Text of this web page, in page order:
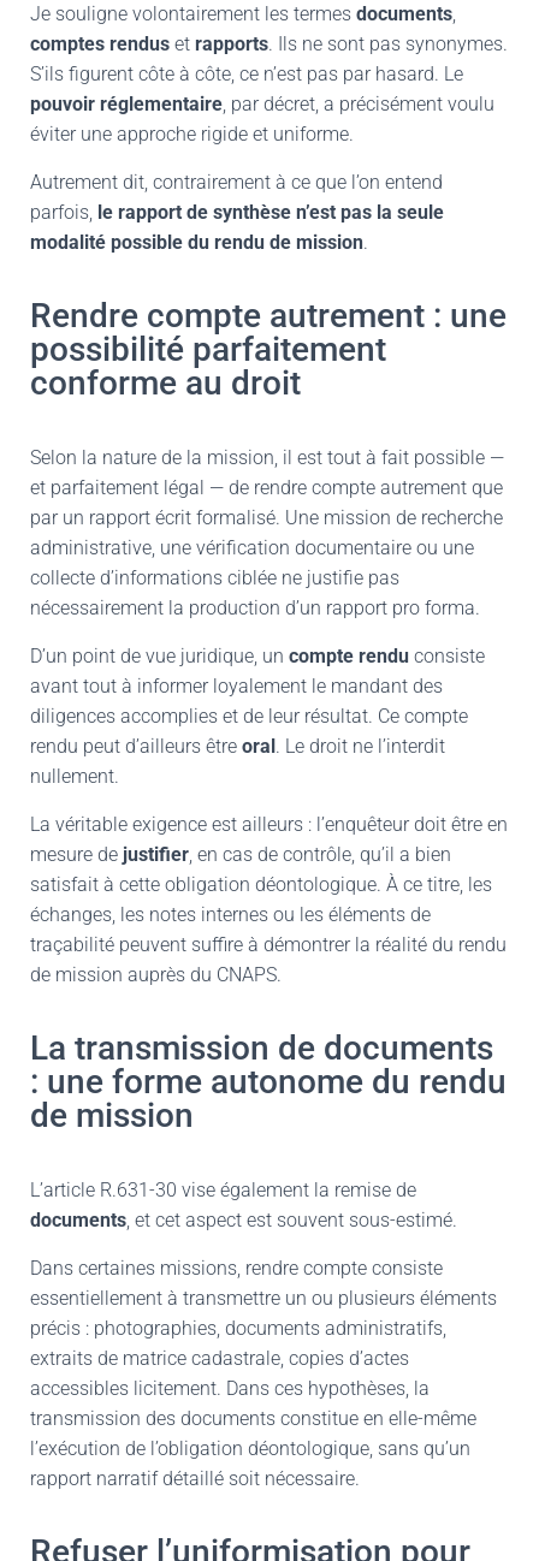
Je souligne volontairement les termes documents,
comptes rendus et rapports. Ils ne sont pas synonymes.
S’ils figurent côte à côte, ce n’est pas par hasard. Le
pouvoir réglementaire, par décret, a précisément voulu
éviter une approche rigide et uniforme.
Autrement dit, contrairement à ce que l’on entend
parfois, le rapport de synthèse n’est pas la seule
modalité possible du rendu de mission.
Rendre compte autrement : une
possibilité parfaitement
conforme au droit
Selon la nature de la mission, il est tout à fait possible —
et parfaitement légal — de rendre compte autrement que
par un rapport écrit formalisé. Une mission de recherche
administrative, une vérification documentaire ou une
collecte d’informations ciblée ne justifie pas
nécessairement la production d’un rapport pro forma.
D’un point de vue juridique, un compte rendu consiste
avant tout à informer loyalement le mandant des
diligences accomplies et de leur résultat. Ce compte
rendu peut d’ailleurs être oral. Le droit ne l’interdit
nullement.
La véritable exigence est ailleurs : l’enquêteur doit être en
mesure de justifier, en cas de contrôle, qu’il a bien
satisfait à cette obligation déontologique. À ce titre, les
échanges, les notes internes ou les éléments de
traçabilité peuvent suffire à démontrer la réalité du rendu
de mission auprès du CNAPS.
La transmission de documents
: une forme autonome du rendu
de mission
L’article R.631-30 vise également la remise de
documents, et cet aspect est souvent sous-estimé.
Dans certaines missions, rendre compte consiste
essentiellement à transmettre un ou plusieurs éléments
précis : photographies, documents administratifs,
extraits de matrice cadastrale, copies d’actes
accessibles licitement. Dans ces hypothèses, la
transmission des documents constitue en elle-même
l’exécution de l’obligation déontologique, sans qu’un
rapport narratif détaillé soit nécessaire.
Refuser l’uniformisation pour